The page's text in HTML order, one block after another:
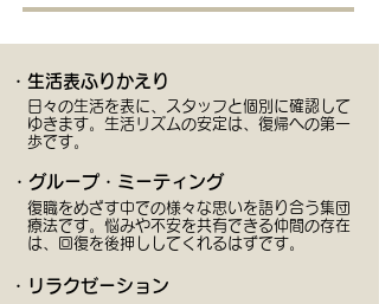
・生活表ふりかえり
日々の生活を表に、スタッフと個別に確認して
ゆきます。生活リズムの安定は、復帰への第一
歩です。
・グループ・ミーティング
復職をめざす中での様々な思いを語り合う集団
療法です。悩みや不安を共有できる仲間の存在
は、回復を後押ししてくれるはずです。
・リラクゼーション